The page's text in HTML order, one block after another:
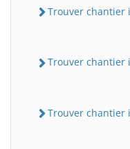
Trouver chantier
Trouver chantier
Trouver chantier